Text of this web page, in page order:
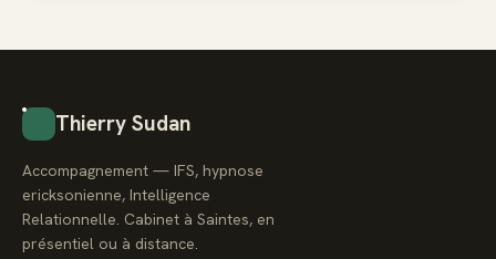
Thierry Sudan
Accompagnement — IFS, hypnose
ericksonienne, Intelligence
Relationnelle. Cabinet à Saintes, en
présentiel ou à distance.